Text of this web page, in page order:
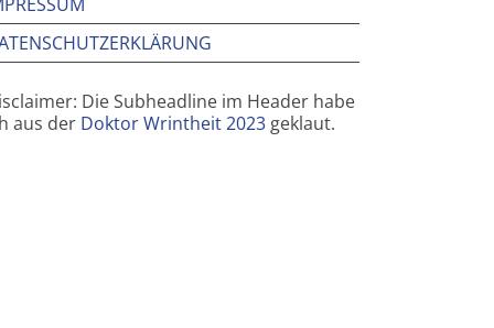
Die Subheadline im Header habe
aus der Doktor Wrintheit 2023 geklaut.